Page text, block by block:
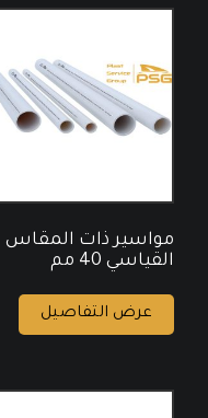
مواسير ذات المقاس
القياسي 40 مم
عرض التفاصيل